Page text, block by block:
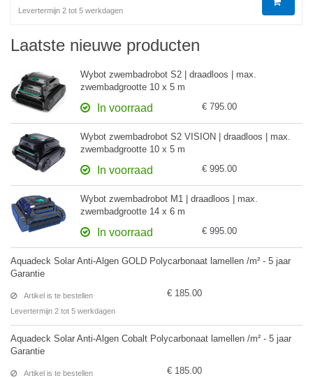
Levertermijn 2 tot 5 werkdagen
Laatste nieuwe producten
Wybot zwembadrobot S2 | draadloos | max.
zwembadgrootte 10 x 5 m
In voorraad € 795.00
Wybot zwembadrobot S2 VISION | draadloos | max.
zwembadgrootte 10 x 5 m
In voorraad € 995.00
Wybot zwembadrobot M1 | draadloos | max.
zwembadgrootte 14 x 6 m
In voorraad € 995.00
Aquadeck Solar Anti-Algen GOLD Polycarbonaat lamellen /m² - 5 jaar
Garantie
Artikel is te bestellen
Levertermijn 2 tot 5 werkdagen
€ 185.00
Aquadeck Solar Anti-Algen Cobalt Polycarbonaat lamellen /m² - 5 jaar
Garantie
Artikel is te bestellen
€ 185.00